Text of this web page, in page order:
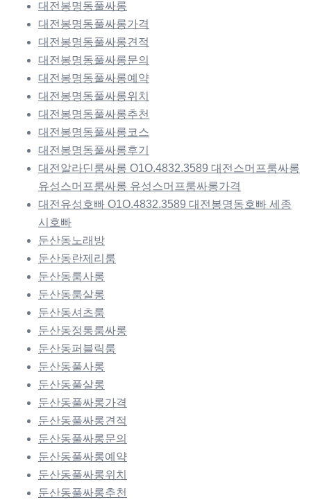
대전봉명동풀싸롱
대전봉명동풀싸롱가격
대전봉명동풀싸롱견적
대전봉명동풀싸롱문의
대전봉명동풀싸롱예약
대전봉명동풀싸롱위치
대전봉명동풀싸롱추천
대전봉명동풀싸롱코스
대전봉명동풀싸롱후기
대전알라딘룸싸롱 O1O.4832.3589 대전스머프룸싸롱
유성스머프룸싸롱 유성스머프룸싸롱가격
대전유성호빠 O1O.4832.3589 대전봉명동호빠 세종
시호빠
둔산동노래방
둔산동란제리룸
둔산동룸사롱
둔산동룸살롱
둔산동셔츠룸
둔산동정통룸싸롱
둔산동퍼블릭룸
둔산동풀사롱
둔산동풀살롱
둔산동풀싸롱가격
둔산동풀싸롱견적
둔산동풀싸롱문의
둔산동풀싸롱예약
둔산동풀싸롱위치
둔산동풀싸롱추천